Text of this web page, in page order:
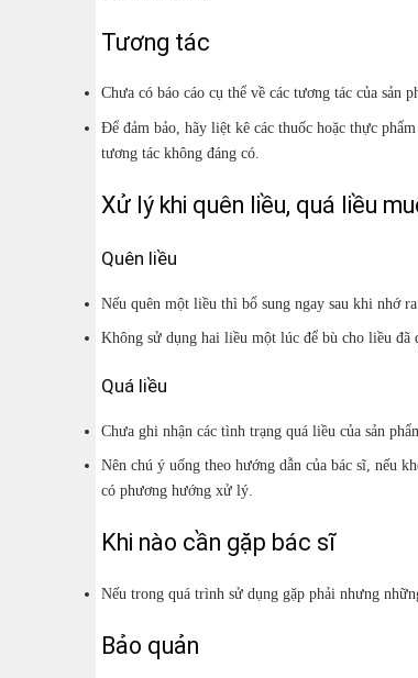
Tương tác
Chưa có báo cáo cụ thể về các tương tác của sản
Để đảm bảo, hãy liệt kê các thuốc hoặc thực
tương tác không đáng có.
Xử lý khi quên liều, quá liều
Quên liều
Nếu quên một liều thì bổ sung ngay sau khi nhớ
Không sử dụng hai liều một lúc để bù cho liều đã
Quá liều
Chưa ghi nhận các tình trạng quá liều của sản
Nên chú ý uống theo hướng dẫn của bác sĩ, nếu
có phương hướng xử lý.
Khi nào cần gặp bác sĩ
Nếu trong quá trình sử dụng gặp phải nhưng
Bảo quản